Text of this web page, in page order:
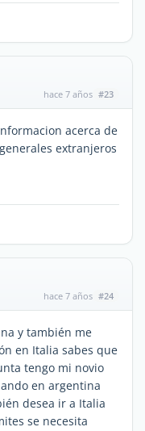
hace 7 años #23
acerca de
extranjeros
hace 7 años #24
y también me
en Italia sabes que
tengo mi novio
en argentina
desea ir a Italia
se necesita